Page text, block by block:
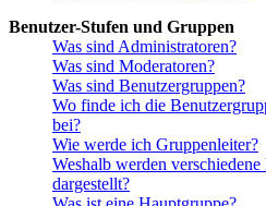
Benutzer-Stufen und Gruppen
Was sind Administratoren?
Was sind Moderatoren?
Was sind Benutzergruppen?
Wo finde ich die
bei?
Wie werde ich Gruppenleiter?
Weshalb werden
dargestellt?